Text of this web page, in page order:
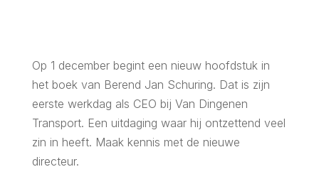
Op 1 december begint een nieuw hoofdstuk in
het boek van Berend Jan Schuring. Dat is zijn
eerste werkdag als CEO bij Van Dingenen
Transport. Een uitdaging waar hij ontzettend veel
zin in heeft. Maak kennis met de nieuwe
directeur.